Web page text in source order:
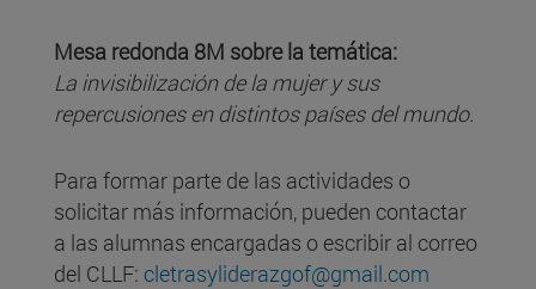
Mesa redonda 8M sobre la temática:
La invisibilización de la mujer y sus
repercusiones en distintos países del mundo.
Para formar parte de las actividades o
solicitar más información, pueden contactar
a las alumnas encargadas o escribir al correo
del CLLF: cletrasyliderazgof@gmail.com